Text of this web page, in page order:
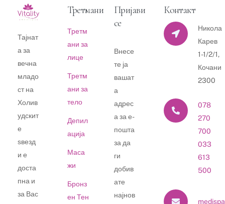
To
Top
Тајнат
а за
вечна
младо
ст на
Холив
удскит
е
ѕвезд
и е
доста
пна и
за Вас
Третмани
Третм
ани за
лице
Третм
ани за
тело
Депил
ација
Маса
жи
Бронз
ен Тен
Пријави
се
Внесе
те ја
вашат
а
адрес
а за е-
пошта
за да
ги
добив
ате
најнов
Контакт
Никола
Карев
1-1/2/1,
Кочани
2300
078
270
700
033
613
500